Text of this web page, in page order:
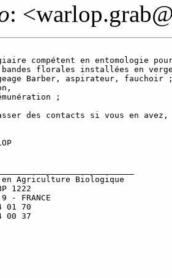
:
compétent en entomologie
florales installées en
Barber, aspirateur, fauchoir
;
des contacts si vous en
en Agriculture Biologique
1222
- FRANCE
01 70
00 37